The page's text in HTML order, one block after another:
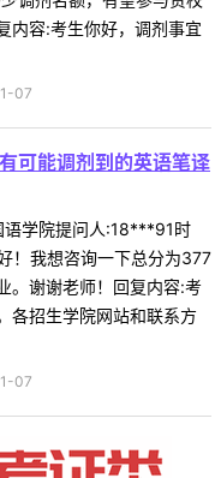
内容:考生你好，调剂事宜
07
可能调剂到的英语笔译
语学院提问人:18***91时
！我想咨询一下总分为377
。谢谢老师！回复内容:考
各招生学院网站和联系方
07